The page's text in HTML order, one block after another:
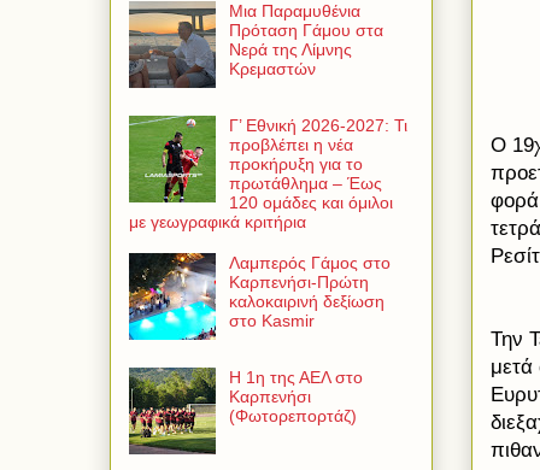
Ο
φορά
Την
Μια Παραμυθένια
Πρόταση Γάμου στα
Νερά της Λίμνης
Κρεμαστών
Γ’ Εθνική 2026-2027: Τι
προβλέπει η νέα
προκήρυξη για το
πρωτάθλημα – Έως
120 ομάδες και όμιλοι
με γεωγραφικά κριτήρια
Λαμπερός Γάμος στο
Καρπενήσι-Πρώτη
καλοκαιρινή δεξίωση
στο Kasmir
Η 1η της ΑΕΛ στο
Καρπενήσι
(Φωτορεπορτάζ)